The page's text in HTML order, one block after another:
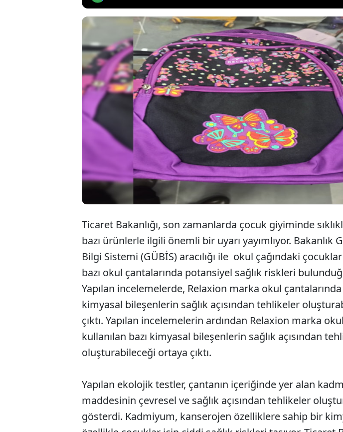
Ticaret Bakanlığı, 'Güvensiz Ürün Bilgi Sistemi'
riski taşıyan ürünleri açıklamaya devam ediyor.
olarak ilkokul çocuk çantasında kimyasal
açıkladı. Söz konusu ürünün piyasaya
Ticaret Bakanlığı, son zamanlarda çocuk giyiminde
bazı ürünlerle ilgili önemli bir uyarı yayımlıyor. Bakanlık
Bilgi Sistemi (GÜBİS) aracılığı ile okul çağındaki
bazı okul çantalarında potansiyel sağlık riskleri
Yapılan incelemelerde, Relaxion marka okul çantalarında
kimyasal bileşenlerin sağlık açısından tehlikeler
çıktı. Yapılan incelemelerin ardından Relaxion marka
kullanılan bazı kimyasal bileşenlerin sağlık açısından
oluşturabileceği ortaya çıktı.
Yapılan ekolojik testler, çantanın içeriğinde yer alan
maddesinin çevresel ve sağlık açısından tehlikeler
gösterdi. Kadmiyum, kanserojen özelliklere sahip bir